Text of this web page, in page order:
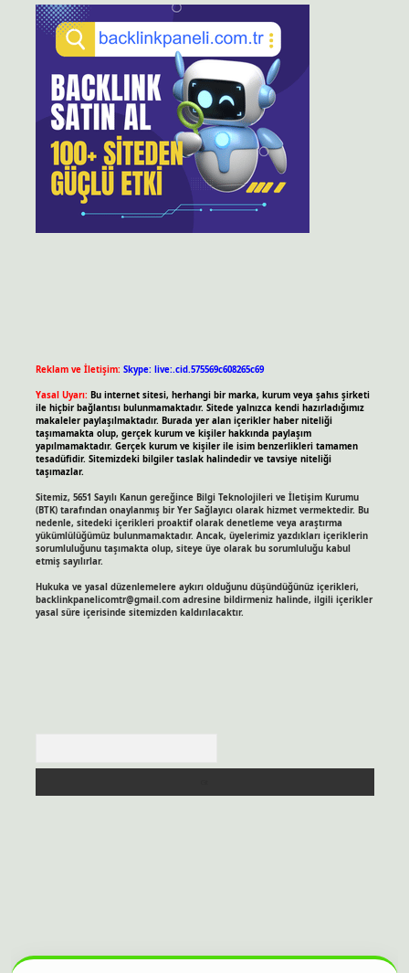
Reklam ve İletişim: Skype: live:.cid.575569c608265c69
Yasal Uyarı: Bu internet sitesi, herhangi bir marka, kurum veya şahıs şirketi
ile hiçbir bağlantısı bulunmamaktadır. Sitede yalnızca kendi hazırladığımız
makaleler paylaşılmaktadır. Burada yer alan içerikler haber niteliği
taşımamakta olup, gerçek kurum ve kişiler hakkında paylaşım
yapılmamaktadır. Gerçek kurum ve kişiler ile isim benzerlikleri tamamen
tesadüfidir. Sitemizdeki bilgiler taslak halindedir ve tavsiye niteliği
taşımazlar.
Sitemiz, 5651 Sayılı Kanun gereğince Bilgi Teknolojileri ve İletişim Kurumu
(BTK) tarafından onaylanmış bir Yer Sağlayıcı olarak hizmet vermektedir. Bu
nedenle, sitedeki içerikleri proaktif olarak denetleme veya araştırma
yükümlülüğümüz bulunmamaktadır. Ancak, üyelerimiz yazdıkları içeriklerin
sorumluluğunu taşımakta olup, siteye üye olarak bu sorumluluğu kabul
etmiş sayılırlar.
Hukuka ve yasal düzenlemelere aykırı olduğunu düşündüğünüz içerikleri,
backlinkpanelicomtr@gmail.comadresine bildirmeniz halinde, ilgili içerikler
yasal süre içerisinde sitemizden kaldırılacaktır.